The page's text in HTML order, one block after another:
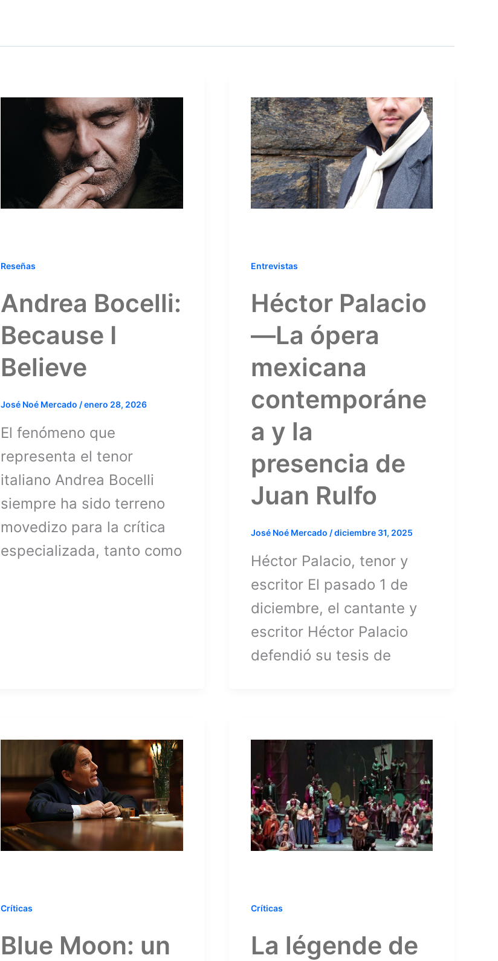
Reseñas
Andrea Bocelli:
Because I
Believe
José Noé Mercado /enero 28, 2026
El fenómeno que
representa el tenor
italiano Andrea Bocelli
siempre ha sido terreno
movedizo para la crítica
especializada, tanto como
Entrevistas
Héctor Palacio
—La ópera
mexicana
contemporáne
a y la
presencia de
Juan Rulfo
José Noé Mercado /diciembre 31, 2025
Héctor Palacio, tenor y
escritor El pasado 1 de
diciembre, el cantante y
escritor Héctor Palacio
defendió su tesis de
Críticas
Blue Moon: un
Críticas
La légende de